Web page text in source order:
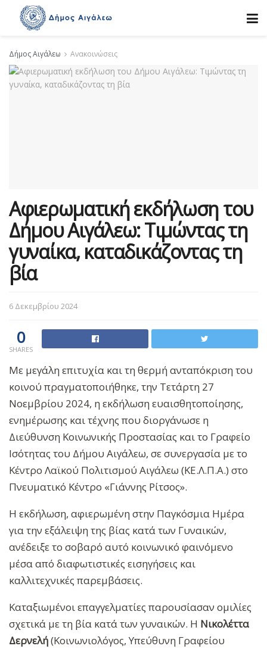
Δήμος Αιγάλεω Ανακοινώσεις
Αφιερωματική εκδήλωση του
Δήμου Αιγάλεω: Τιμώντας τη
γυναίκα, καταδικάζοντας τη
βία
6 Δεκεμβρίου 2024
0
SHARES
Με μεγάλη επιτυχία και τη θερμή ανταπόκριση του
κοινού πραγματοποιήθηκε, την Τετάρτη 27
Νοεμβρίου 2024, η εκδήλωση ευαισθητοποίησης,
ενημέρωσης και τέχνης που διοργάνωσε η
Διεύθυνση Κοινωνικής Προστασίας και το Γραφείο
Ισότητας του Δήμου Αιγάλεω, σε συνεργασία με το
Κέντρο Λαϊκού Πολιτισμού Αιγάλεω (ΚΕ.Λ.Π.Α.) στο
Πνευματικό Κέντρο «Γιάννης Ρίτσος».
Η εκδήλωση, αφιερωμένη στην Παγκόσμια Ημέρα
για την εξάλειψη της βίας κατά των Γυναικών,
ανέδειξε το σοβαρό αυτό κοινωνικό φαινόμενο
μέσα από διαφωτιστικές εισηγήσεις και
καλλιτεχνικές παρεμβάσεις.
Καταξιωμένοι επαγγελματίες παρουσίασαν ομιλίες
σχετικά με τη βία κατά των γυναικών. Η Νικολέττα
Δερνελή(Κοινωνιολόγος, Υπεύθυνη Γραφείου